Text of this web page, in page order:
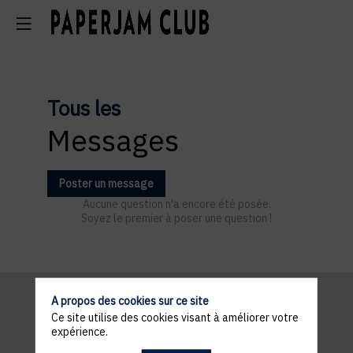
Tous les
Messages
Poster un message
Aucune question n'a encore été posée.
Soyez le premier à poser une question !
Pratical
A propos des cookies sur ce site
Ce site utilise des cookies visant à améliorer votre
expérience.